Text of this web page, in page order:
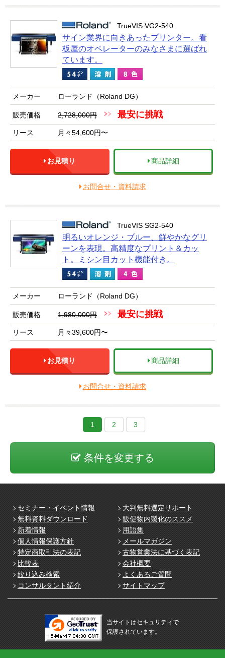
TrueVIS VG2-540
サイン業界に向きあったプリンター。看
板屋のオペレーターのみなさまに選ばれ
ています。
メーカー ローランド（Roland DG）
販売価格 2,728,000円 最安に挑戦
リース 月々54,600円〜
お見積り 商品詳細
お問合せ・資料請求
TrueVIS SG2-540
明るいオレンジ・ブルー、鮮やかなグリ
ーンを表現。高精度なプリント＆カッ
ト。ミシン目カット機能付き。
メーカー ローランド（Roland DG）
販売価格 1,980,000円 最安に挑戦
リース 月々39,600円〜
お見積り 商品詳細
お問合せ・資料請求
1 2 3
条件を変更する
セミナー・イベント情報
大判無料選定サポート
無料資料ダウンロード
販促物内製化のススメ
新着情報
用語集
個人情報保護方針
メールマガジン
特定商取引法の表記
古物営業法に基づく表記
比較表
会社概要
絞り込み検索
よくあるご質問
コンサルタント紹介
サイトマップ
当サイトはセキュリティで
保護されています。